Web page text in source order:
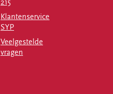
215
Klantenservice
SYP
Veelgestelde
vragen